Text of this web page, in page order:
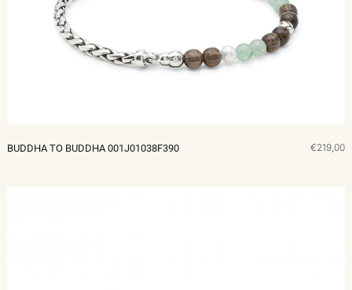
BUDDHA TO BUDDHA 001J01038F390 €219,00